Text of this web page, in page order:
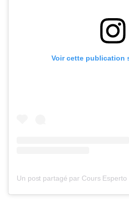
Voir cette publication